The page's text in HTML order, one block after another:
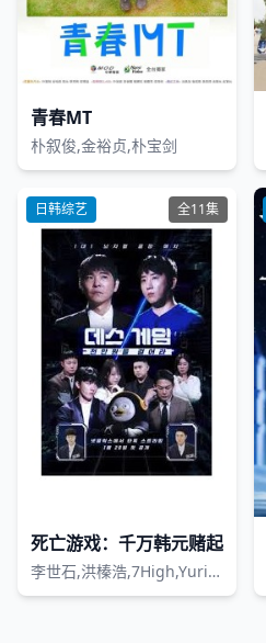
青春MT
朴叙俊,金裕贞,朴宝剑
日韩综艺 全11集
死亡游戏：千万韩元赌起
李世石,洪榛浩,7High,Yurisa,Pani Bottle,权圣晙,朴成雄,Pengsoo,张东民